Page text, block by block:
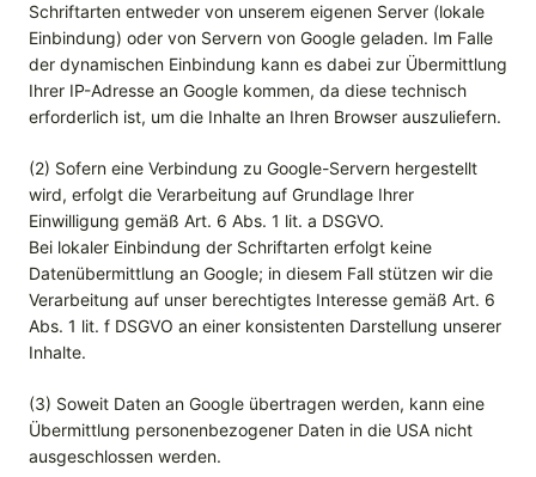
Schriftarten entweder von unserem eigenen Server (lokale
Einbindung) oder von Servern von Google geladen. Im Falle
der dynamischen Einbindung kann es dabei zur Übermittlung
Ihrer IP-Adresse an Google kommen, da diese technisch
erforderlich ist, um die Inhalte an Ihren Browser auszuliefern.
(2) Sofern eine Verbindung zu Google-Servern hergestellt
wird, erfolgt die Verarbeitung auf Grundlage Ihrer
Einwilligung gemäß Art. 6 Abs. 1 lit. a DSGVO.
Bei lokaler Einbindung der Schriftarten erfolgt keine
Datenübermittlung an Google; in diesem Fall stützen wir die
Verarbeitung auf unser berechtigtes Interesse gemäß Art. 6
Abs. 1 lit. f DSGVO an einer konsistenten Darstellung unserer
Inhalte.
(3) Soweit Daten an Google übertragen werden, kann eine
Übermittlung personenbezogener Daten in die USA nicht
ausgeschlossen werden.